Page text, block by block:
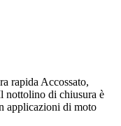
rapida Accossato,
nottolino di chiusura è
applicazioni di moto